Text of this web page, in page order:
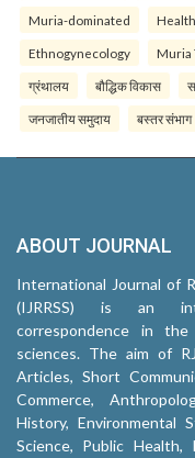
Muria-dominated Health
Ethnogynecology Muria
ग्रंथालय बौद्धिक विकास
जनजातीय समुदाय बस्तर
ABOUT JOURNAL
International Journal of
(IJRRSS) is an
correspondence in
sciences. The aim of
Articles, Short
Commerce,
History, Environmental
Science, Public Health,